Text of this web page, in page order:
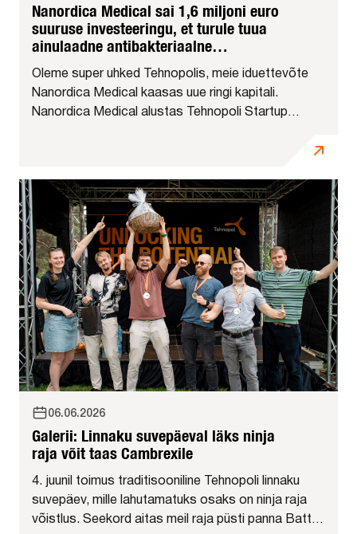
Nanordica Medical sai 1,6 miljoni euro
suuruse investeeringu, et turule tuua
ainulaadne antibakteriaalne
haavaside
Oleme super uhked Tehnopolis, meie iduettevõte
Nanordica Medical kaasas uue ringi kapitali.
Nanordica Medical alustas Tehnopoli Startup
06.06.2026
Galerii: Linnaku suvepäeval läks ninja
raja võit taas Cambrexile
4. juunil toimus traditisooniline Tehnopoli linnaku
suvepäev, mille lahutamatuks osaks on ninja raja
võistlus. Seekord aitas meil raja püsti panna Battle